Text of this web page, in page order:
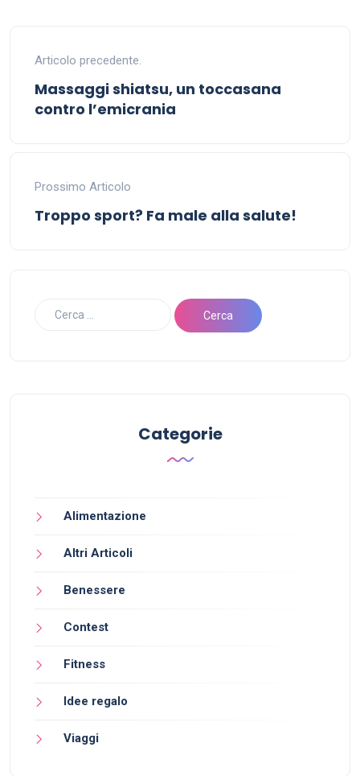
Articolo precedente.
Massaggi shiatsu, un toccasana
contro l’emicrania
Prossimo Articolo
Troppo sport? Fa male alla salute!
Categorie
Alimentazione
Altri Articoli
Benessere
Contest
Fitness
Idee regalo
Viaggi